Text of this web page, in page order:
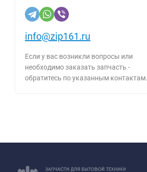
info@zip161.ru
Если у вас возникли вопросы или
необходимо заказать запчасть -
обратитесь по указанным контактам.